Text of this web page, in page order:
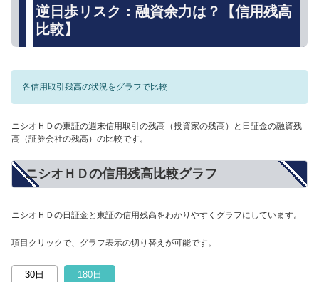
逆日歩リスク：融資余力は？【信用残高
比較】
各信用取引残高の状況をグラフで比較
ニシオＨＤの東証の週末信用取引の残高（投資家の残高）と日証金の融資残
高（証券会社の残高）の比較です。
ニシオＨＤの信用残高比較グラフ
ニシオＨＤの日証金と東証の信用残高をわかりやすくグラフにしています。
項目クリックで、グラフ表示の切り替えが可能です。
30日 180日